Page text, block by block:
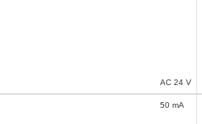
AC 24 V
50 mA